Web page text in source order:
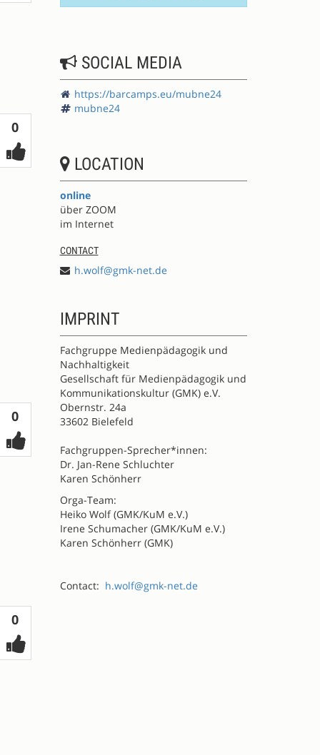
0Votes
0Votes
0Votes
SOCIAL MEDIA
https://barcamps.eu/mubne24
mubne24
LOCATION
online
über ZOOM
im Internet
CONTACT
h.wolf@gmk-net.de
IMPRINT
Fachgruppe Medienpädagogik und
Nachhaltigkeit
Gesellschaft für Medienpädagogik und
Kommunikationskultur (GMK) e.V.
Obernstr. 24a
33602 Bielefeld
Fachgruppen-Sprecher*innen:
Dr. Jan-Rene Schluchter
Karen Schönherr
Orga-Team:
Heiko Wolf (GMK/KuM e.V.)
Irene Schumacher (GMK/KuM e.V.)
Karen Schönherr (GMK)
Contact: h.wolf@gmk-net.de